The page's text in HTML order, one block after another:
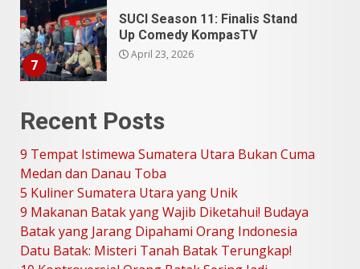
7
SUCI Season 11: Finalis Stand
Up Comedy KompasTV
April 23, 2026
9 Tempat Istimewa Sumatera
Utara Bukan Cuma Medan dan
Juli 31, 2026
5 Kuliner Sumatera Utara yang
Unik
Juli 13, 2026
Recent Posts
9 Tempat Istimewa Sumatera Utara Bukan Cuma
Medan dan Danau Toba
5 Kuliner Sumatera Utara yang Unik
9 Makanan Batak yang Wajib Diketahui! Budaya
Batak yang Jarang Dipahami Orang Indonesia
Datu Batak: Misteri Tanah Batak Terungkap!